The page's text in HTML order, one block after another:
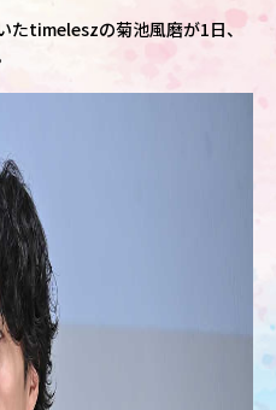
たtimeleszの菊池風磨が1日、